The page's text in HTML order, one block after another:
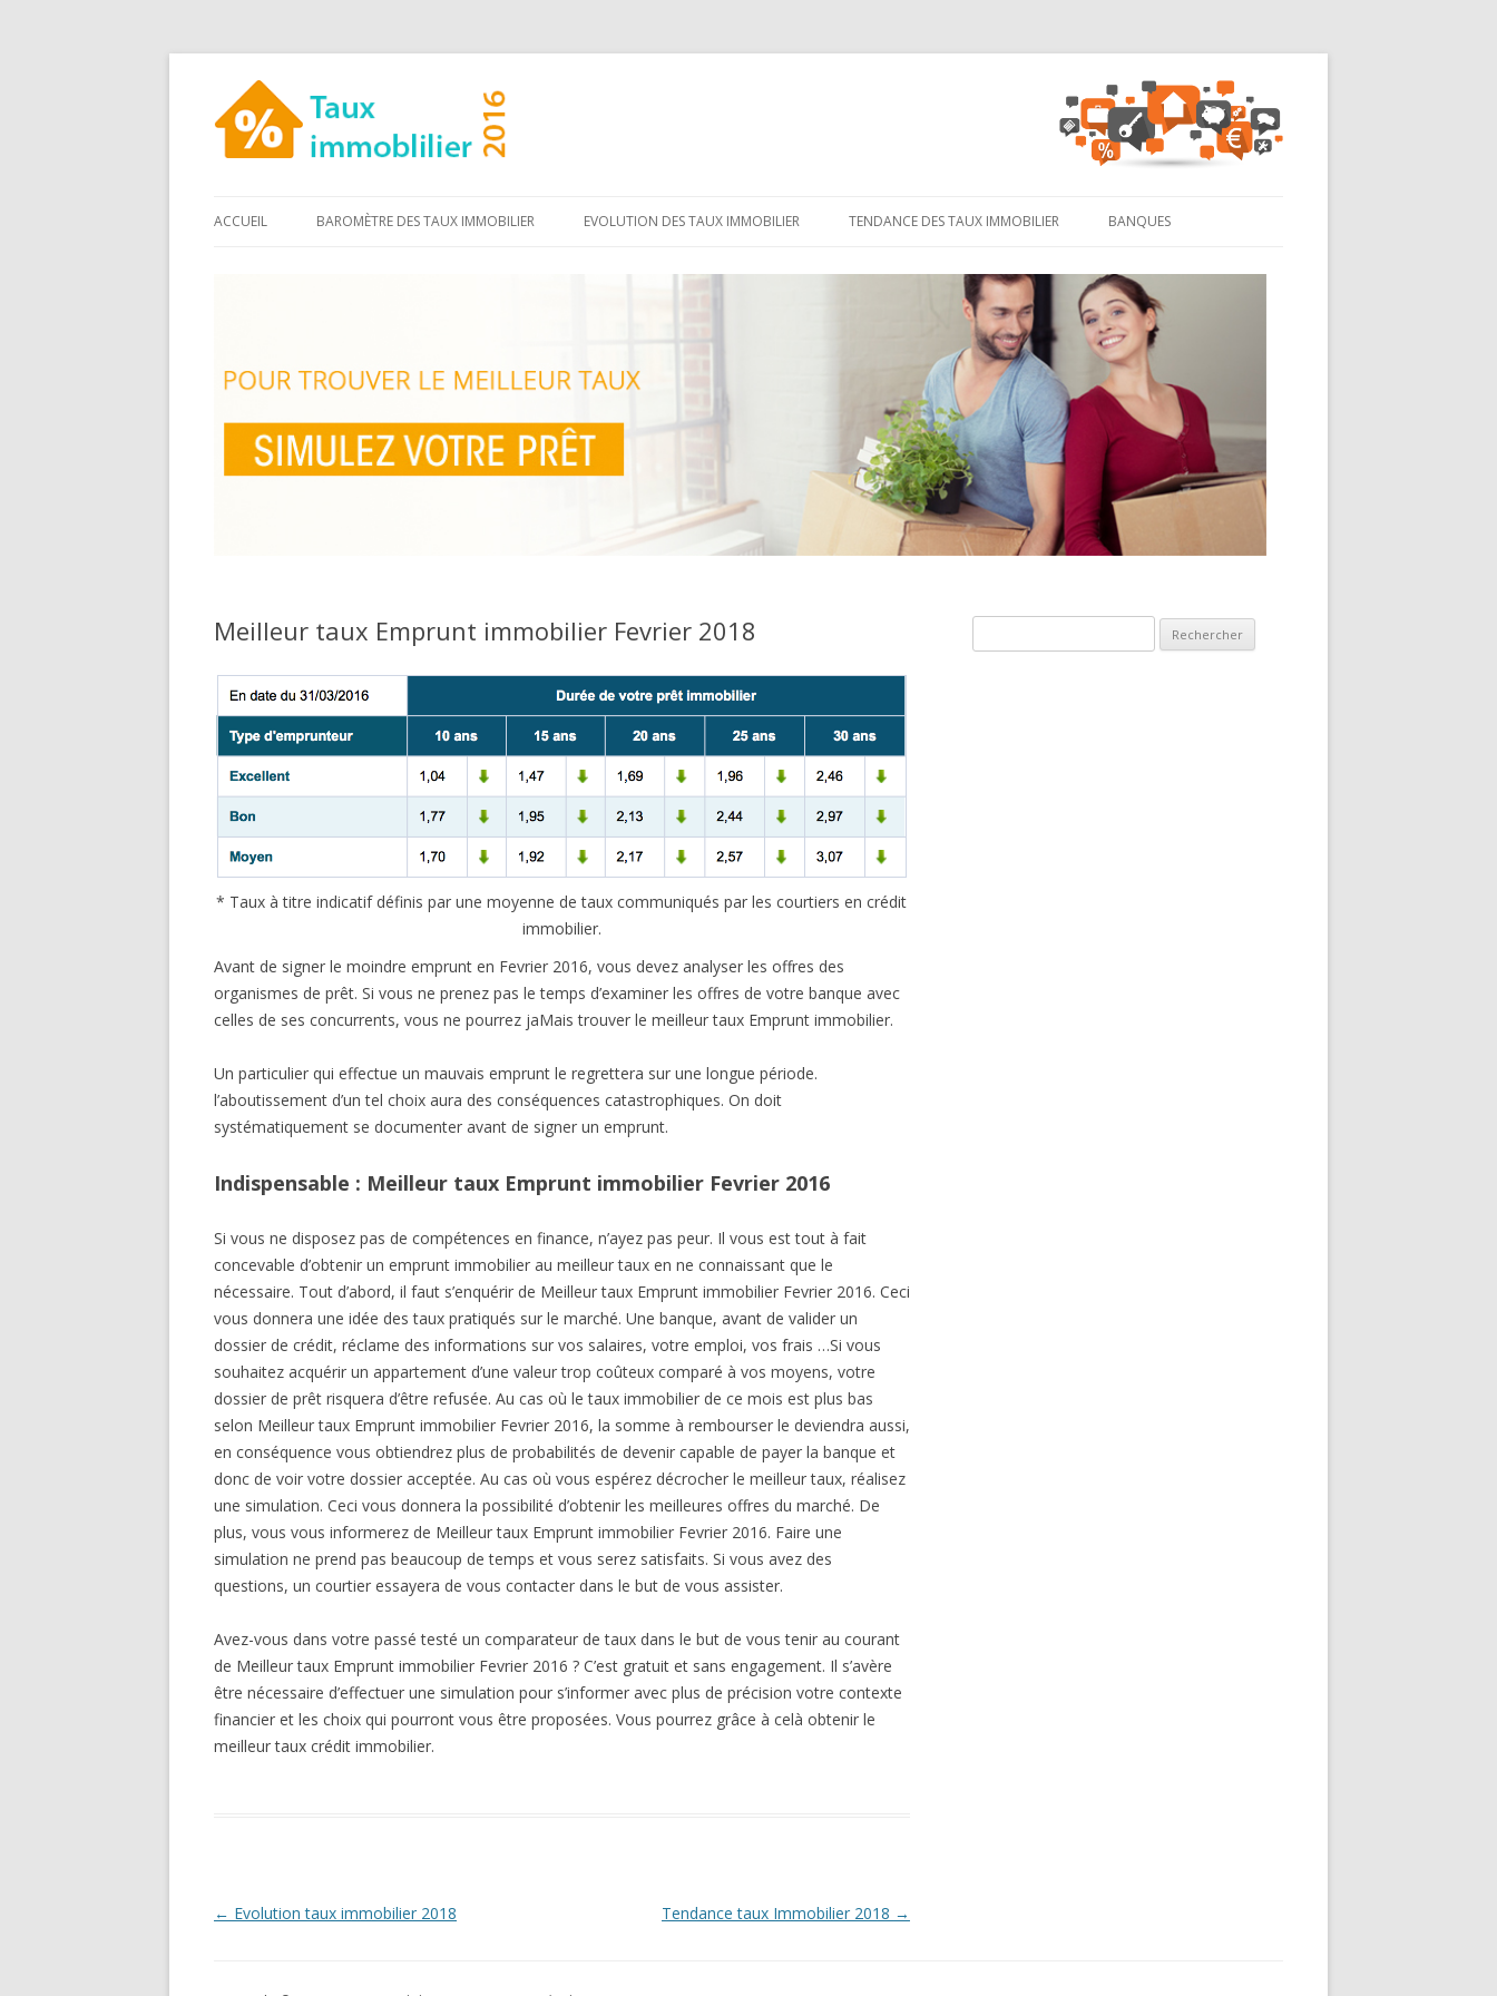
au
ACCUEIL BAROMÈTRE DES TAUX IMMOBILIER EVOLUTION DES TAUX IMMOBILIER TENDANCE DES TAUX IMMOBILIER BANQUES
Meilleur taux Emprunt immobilier Fevrier 2018
* Taux à titre indicatif définis par une moyenne de taux communiqués par les courtiers en crédit
immobilier.
Avant de signer le moindre emprunt en Fevrier 2016, vous devez analyser les offres des
organismes de prêt. Si vous ne prenez pas le temps d’examiner les offres de votre banque avec
celles de ses concurrents, vous ne pourrez jaMais trouver le meilleur taux Emprunt immobilier.
Un particulier qui effectue un mauvais emprunt le regrettera sur une longue période.
l’aboutissement d’un tel choix aura des conséquences catastrophiques. On doit
systématiquement se documenter avant de signer un emprunt.
Indispensable : Meilleur taux Emprunt immobilier Fevrier 2016
Si vous ne disposez pas de compétences en finance, n’ayez pas peur. Il vous est tout à fait
concevable d’obtenir un emprunt immobilier au meilleur taux en ne connaissant que le
nécessaire. Tout d’abord, il faut s’enquérir de Meilleur taux Emprunt immobilier Fevrier 2016. Ceci
vous donnera une idée des taux pratiqués sur le marché. Une banque, avant de valider un
dossier de crédit, réclame des informations sur vos salaires, votre emploi, vos frais …Si vous
souhaitez acquérir un appartement d’une valeur trop coûteux comparé à vos moyens, votre
dossier de prêt risquera d’être refusée. Au cas où le taux immobilier de ce mois est plus bas
selon Meilleur taux Emprunt immobilier Fevrier 2016, la somme à rembourser le deviendra aussi,
en conséquence vous obtiendrez plus de probabilités de devenir capable de payer la banque et
donc de voir votre dossier acceptée. Au cas où vous espérez décrocher le meilleur taux, réalisez
une simulation. Ceci vous donnera la possibilité d’obtenir les meilleures offres du marché. De
plus, vous vous informerez de Meilleur taux Emprunt immobilier Fevrier 2016. Faire une
simulation ne prend pas beaucoup de temps et vous serez satisfaits. Si vous avez des
questions, un courtier essayera de vous contacter dans le but de vous assister.
Avez-vous dans votre passé testé un comparateur de taux dans le but de vous tenir au courant
de Meilleur taux Emprunt immobilier Fevrier 2016 ? C’est gratuit et sans engagement. Il s’avère
être nécessaire d’effectuer une simulation pour s’informer avec plus de précision votre contexte
financier et les choix qui pourront vous être proposées. Vous pourrez grâce à celà obtenir le
meilleur taux crédit immobilier.
Navigation
← Evolution taux immobilier 2018 Tendance taux Immobilier 2018 →